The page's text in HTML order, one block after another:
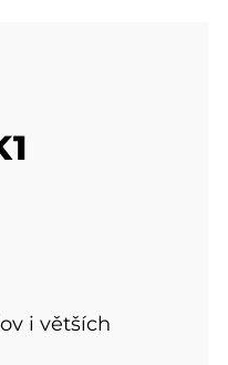
i větších